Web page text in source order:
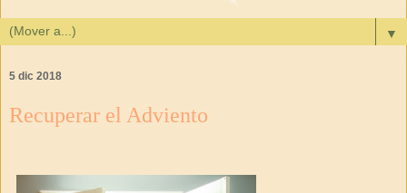
▼
5 dic 2018
Recuperar el Adviento